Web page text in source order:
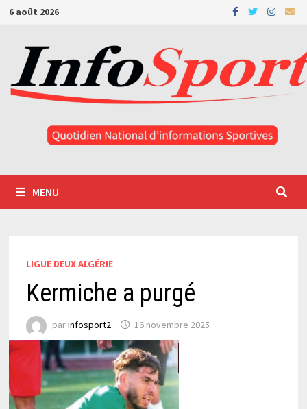
Passer
contenu
6 août 2026
MENU
LIGUE DEUX ALGÉRIE
Kermiche a purgé
parinfosport2 16 novembre 2025